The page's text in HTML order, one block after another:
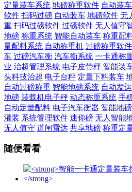
定量装车系统 地磅称重软件 自动装
软件 扫码过磅 自动装车 地磅软件 无
重 扫码过磅软件 过磅软件 无人值守
地磅 称重系统 智能自动装车 称重配
量配料系统 自动称重机 过磅称重软件
车 过磅汽车衡 汽车衡系统 一卡通称
业 治超管理系统 电子皮带秤 智能装
头科技治超 电子台秤 定量下料装车
自动过磅称重 智能地磅系统 自动发
地磅 装载机电子秤 动态称重系统 手
自动定量配料 电子汽车衡器 智能地
灌装 系统管理软件 迷你磅 无人智能
无人值守 道闸雷达 共享地磅 称重定
随便看看